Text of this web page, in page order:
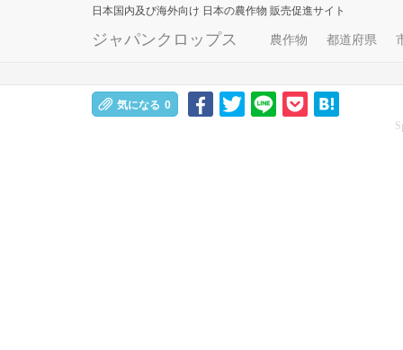
日本国内及び海外向け 日本の農作物 販売促進サイト
ジャパンクロップス 農作物 都道府県
気になる 0